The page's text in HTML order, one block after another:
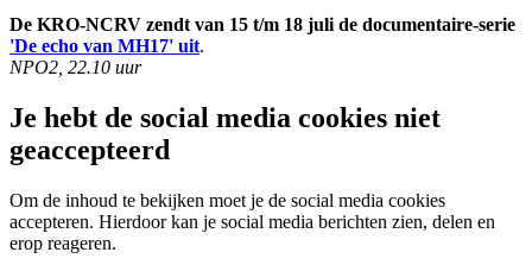
De KRO-NCRV zendt van 15 t/m 18 juli de documentaire-serie
'De echo van MH17' uit.
NPO2, 22.10 uur
Je hebt de social media cookies niet
geaccepteerd
Om de inhoud te bekijken moet je de social media cookies
accepteren. Hierdoor kan je social media berichten zien, delen en
erop reageren.